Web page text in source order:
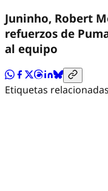
Juninho, Robert
refuerzos de
al equipo
Etiquetas